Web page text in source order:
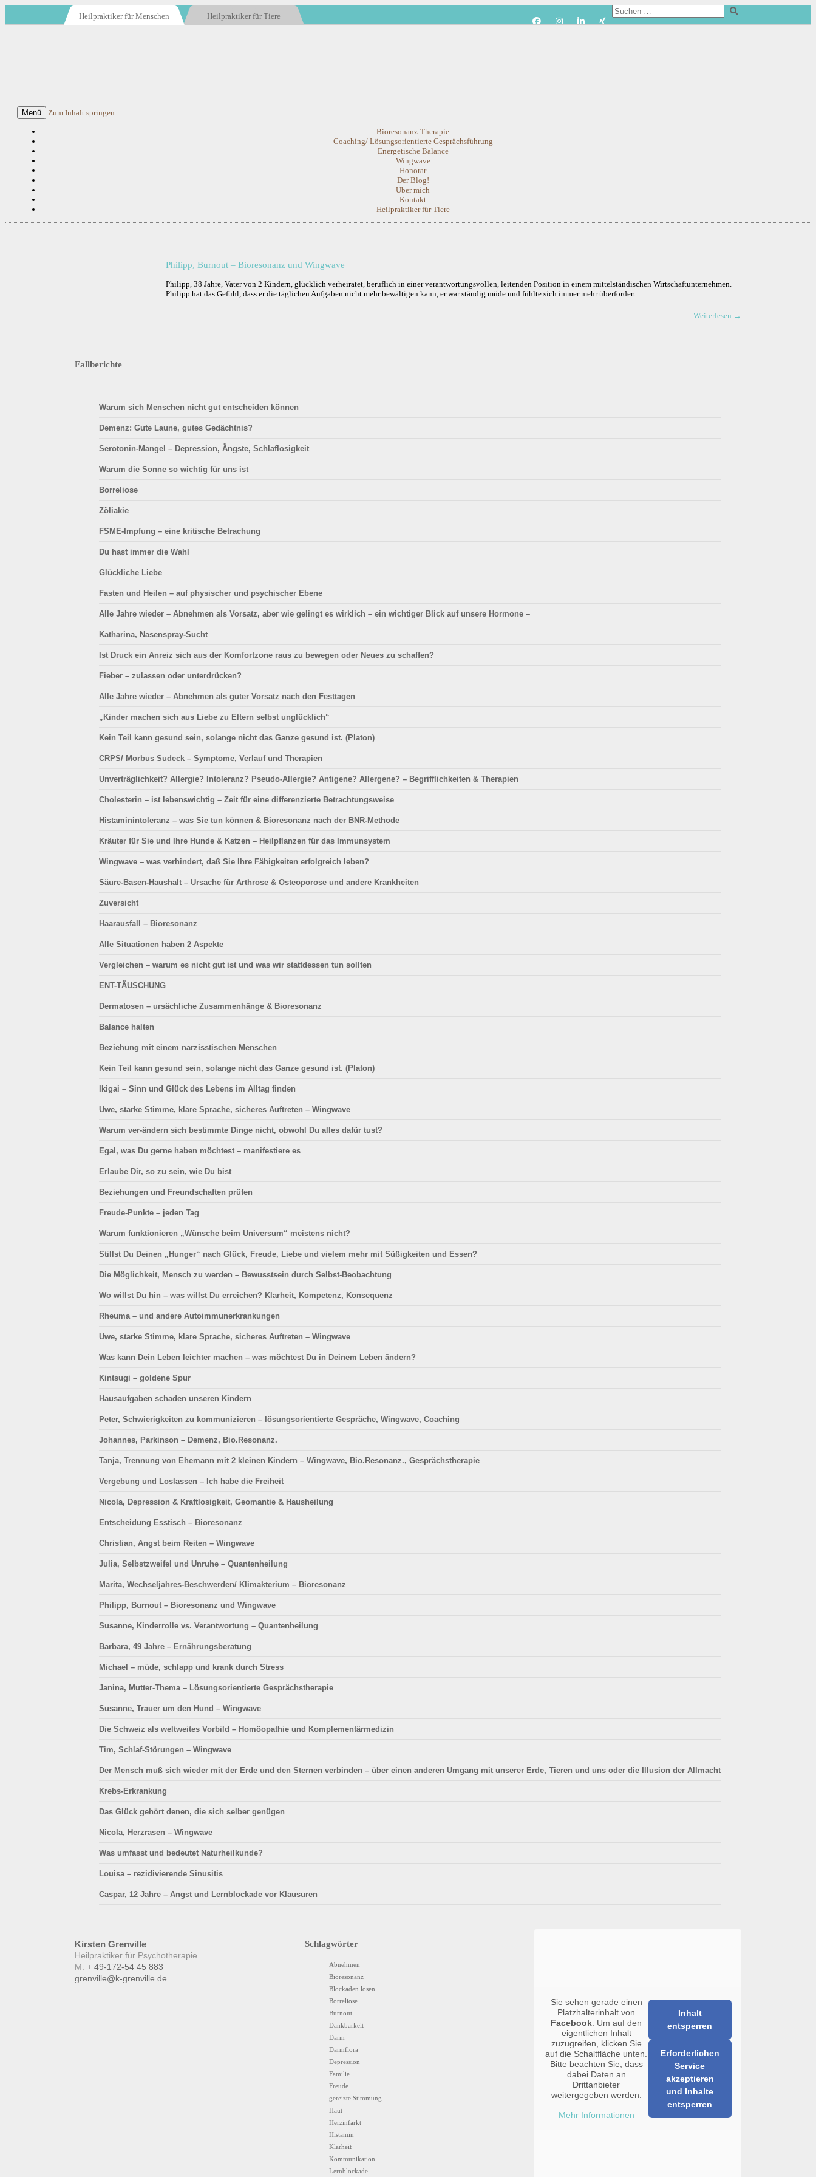
Heilpraktiker für Menschen Heilpraktiker für Tiere
Menü Zum Inhalt springen
Bioresonanz-Therapie
Coaching/ Lösungsorientierte Gesprächsführung
Energetische Balance
Wingwave
Honorar
Der Blog!
Über mich
Kontakt
Heilpraktiker für Tiere
Philipp, Burnout – Bioresonanz und Wingwave
Philipp, 38 Jahre, Vater von 2 Kindern, glücklich verheiratet, beruflich in einer verantwortungsvollen, leitenden Position in einem mittelständischen Wirtschaftunternehmen.
Philipp hat das Gefühl, dass er die täglichen Aufgaben nicht mehr bewältigen kann, er war ständig müde und fühlte sich immer mehr überfordert.
Weiterlesen →
Fallberichte
Warum sich Menschen nicht gut entscheiden können
Demenz: Gute Laune, gutes Gedächtnis?
Serotonin-Mangel – Depression, Ängste, Schlaflosigkeit
Warum die Sonne so wichtig für uns ist
Borreliose
Zöliakie
FSME-Impfung – eine kritische Betrachung
Du hast immer die Wahl
Glückliche Liebe
Fasten und Heilen – auf physischer und psychischer Ebene
Alle Jahre wieder – Abnehmen als Vorsatz, aber wie gelingt es wirklich – ein wichtiger Blick auf unsere Hormone –
Katharina, Nasenspray-Sucht
Ist Druck ein Anreiz sich aus der Komfortzone raus zu bewegen oder Neues zu schaffen?
Fieber – zulassen oder unterdrücken?
Alle Jahre wieder – Abnehmen als guter Vorsatz nach den Festtagen
„Kinder machen sich aus Liebe zu Eltern selbst unglücklich“
Kein Teil kann gesund sein, solange nicht das Ganze gesund ist. (Platon)
CRPS/ Morbus Sudeck – Symptome, Verlauf und Therapien
Unverträglichkeit? Allergie? Intoleranz? Pseudo-Allergie? Antigene? Allergene? – Begrifflichkeiten & Therapien
Cholesterin – ist lebenswichtig – Zeit für eine differenzierte Betrachtungsweise
Histaminintoleranz – was Sie tun können & Bioresonanz nach der BNR-Methode
Kräuter für Sie und Ihre Hunde & Katzen – Heilpflanzen für das Immunsystem
Wingwave – was verhindert, daß Sie Ihre Fähigkeiten erfolgreich leben?
Säure-Basen-Haushalt – Ursache für Arthrose & Osteoporose und andere Krankheiten
Zuversicht
Haarausfall – Bioresonanz
Alle Situationen haben 2 Aspekte
Vergleichen – warum es nicht gut ist und was wir stattdessen tun sollten
ENT-TÄUSCHUNG
Dermatosen – ursächliche Zusammenhänge & Bioresonanz
Balance halten
Beziehung mit einem narzisstischen Menschen
Kein Teil kann gesund sein, solange nicht das Ganze gesund ist. (Platon)
Ikigai –Sinn und Glück des Lebens im Alltag finden
Uwe, starke Stimme, klare Sprache, sicheres Auftreten –Wingwave
Warum ver-ändern sich bestimmte Dinge nicht, obwohl Du alles dafür tust?
Egal, was Du gerne haben möchtest – manifestiere es
Erlaube Dir, so zu sein, wie Du bist
Beziehungen und Freundschaften prüfen
Freude-Punkte – jeden Tag
Warum funktionieren „Wünsche beim Universum“ meistens nicht?
Stillst Du Deinen „Hunger“ nach Glück, Freude, Liebe und vielem mehr mit Süßigkeiten und Essen?
Die Möglichkeit, Mensch zu werden – Bewusstsein durch Selbst-Beobachtung
Wo willst Du hin – was willst Du erreichen? Klarheit, Kompetenz, Konsequenz
Rheuma – und andere Autoimmunerkrankungen
Uwe, starke Stimme, klare Sprache, sicheres Auftreten – Wingwave
Was kann Dein Leben leichter machen – was möchtest Du in Deinem Leben ändern?
Kintsugi – goldene Spur
Hausaufgaben schaden unseren Kindern
Peter, Schwierigkeiten zu kommunizieren – lösungsorientierte Gespräche, Wingwave, Coaching
Johannes, Parkinson – Demenz, Bio.Resonanz.
Tanja, Trennung von Ehemann mit 2 kleinen Kindern – Wingwave, Bio.Resonanz., Gesprächstherapie
Vergebung und Loslassen – Ich habe die Freiheit
Nicola, Depression & Kraftlosigkeit, Geomantie & Hausheilung
Entscheidung Esstisch – Bioresonanz
Christian, Angst beim Reiten – Wingwave
Julia, Selbstzweifel und Unruhe – Quantenheilung
Marita, Wechseljahres-Beschwerden/ Klimakterium – Bioresonanz
Philipp, Burnout – Bioresonanz und Wingwave
Susanne, Kinderrolle vs. Verantwortung – Quantenheilung
Barbara, 49 Jahre – Ernährungsberatung
Michael – müde, schlapp und krank durch Stress
Janina, Mutter-Thema – Lösungsorientierte Gesprächstherapie
Susanne, Trauer um den Hund – Wingwave
Die Schweiz als weltweites Vorbild – Homöopathie und Komplementärmedizin
Tim, Schlaf-Störungen – Wingwave
Der Mensch muß sich wieder mit der Erde und den Sternen verbinden – über einen anderen Umgang mit unserer Erde, Tieren und uns oder die Illusion der Allmacht
Krebs-Erkrankung
Das Glück gehört denen, die sich selber genügen
Nicola, Herzrasen – Wingwave
Was umfasst und bedeutet Naturheilkunde?
Louisa – rezidivierende Sinusitis
Caspar, 12 Jahre – Angst und Lernblockade vor Klausuren
Kirsten Grenville
Heilpraktiker für Psychotherapie
M.+ 49-172-54 45 883
grenville@k-grenville.de
Schlagwörter
Abnehmen
Bioresonanz
Blockaden lösen
Borreliose
Burnout
Dankbarkeit
Darm
Darmflora
Depression
Familie
Freude
gereizte Stimmung
Haut
Herzinfarkt
Histamin
Klarheit
Kommunikation
Lernblockade
Sie sehen gerade einen
Platzhalterinhalt von
Facebook. Um auf den
eigentlichen Inhalt
zuzugreifen, klicken Sie
auf die Schaltfläche unten.
Bitte beachten Sie, dass
dabei Daten an
Drittanbieter
weitergegeben werden.
Mehr Informationen
Inhalt
entsperren
Erforderlichen
Service
akzeptieren
und Inhalte
entsperren